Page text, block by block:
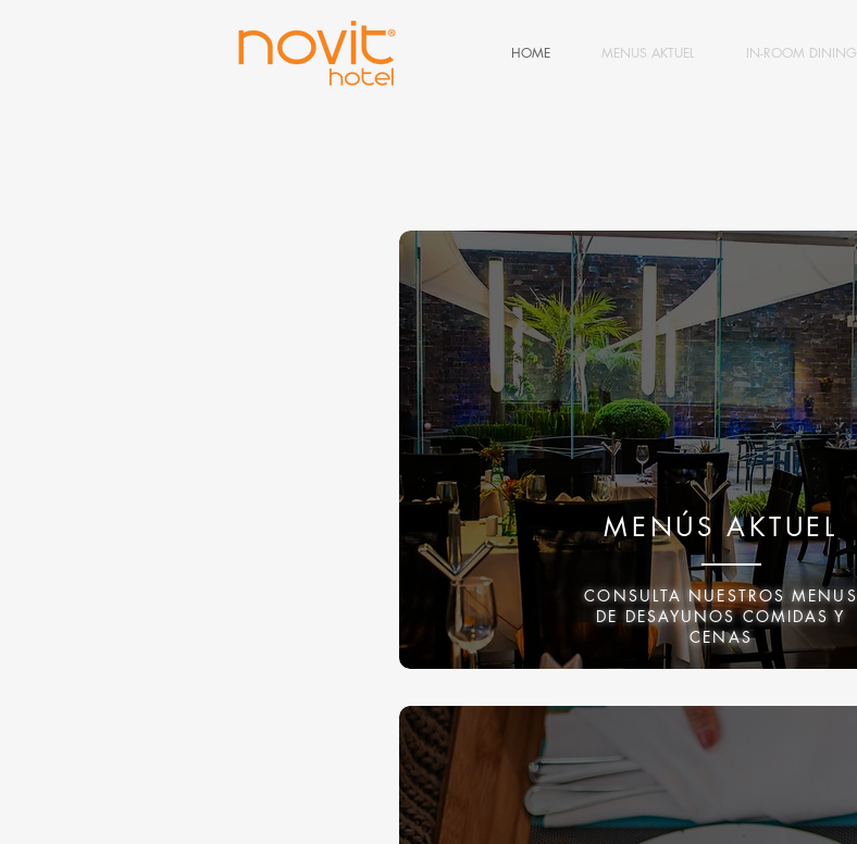
HOME MENUS AKTUEL IN-ROOM DINING
MENÚS AKTUEL
CONSULTA NUESTROS MENUS
DE DESAYUNOS COMIDAS Y
CENAS